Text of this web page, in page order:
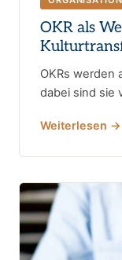
OKR als
OKRs werden
dabei sind sie
Weiterlesen →